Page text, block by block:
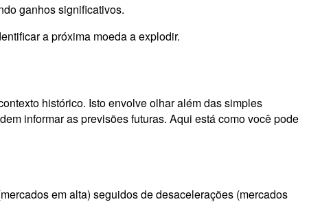
ganhos significativos.
a próxima moeda a explodir.
histórico. Isto envolve olhar além das simples
informar as previsões futuras. Aqui está como você pode
em alta) seguidos de desacelerações (mercados